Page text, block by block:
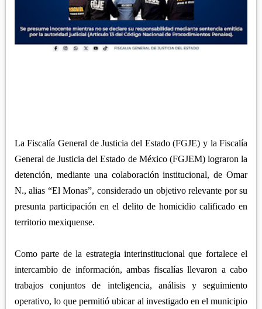
ZITLALTEPEC
TERRENATE
XALOZTOC
CHIAUTEMPAN
CONTLA
REGIÓN PONIENTE
CALPULALPAN
La Fiscalía General de Justicia del Estado (FGJE) y la Fiscalía
General de Justicia del Estado de México (FGJEM) lograron la
detención, mediante una colaboración institucional, de Omar
N., alias “El Monas”, considerado un objetivo relevante por su
presunta participación en el delito de homicidio calificado en
territorio mexiquense.
Como parte de la estrategia interinstitucional que fortalece el
intercambio de información, ambas fiscalías llevaron a cabo
trabajos conjuntos de inteligencia, análisis y seguimiento
operativo, lo que permitió ubicar al investigado en el municipio